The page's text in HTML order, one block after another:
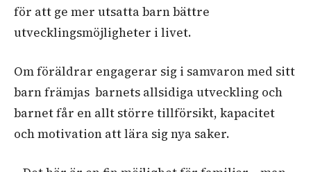
för att ge mer utsatta barn bättre
utvecklingsmöjligheter i livet.
Om föräldrar engagerar sig i samvaron med sitt
barn främjas barnets allsidiga utveckling och
barnet får en allt större tillförsikt, kapacitet
och motivation att lära sig nya saker.